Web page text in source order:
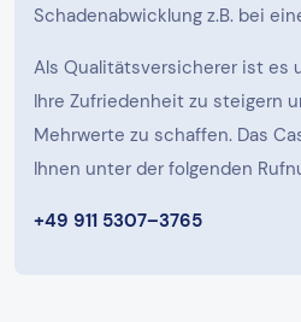
Schadenabwicklung z.B. bei
Als Qualitätsversicherer ist es
Ihre Zufriedenheit zu steigern
Mehrwerte zu schaffen. Das
Ihnen unter der folgenden
+49 911 5307–3765